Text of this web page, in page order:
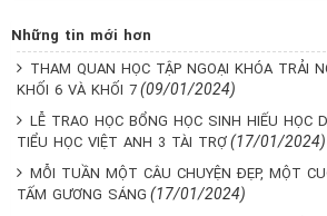
Những tin mới hơn
THAM QUAN HỌC TẬP NGOẠI KHÓA TRẢI
KHỐI 6 VÀ KHỐI 7 (09/01/2024)
LỄ TRAO HỌC BỔNG HỌC SINH HIẾU HỌC
TIỂU HỌC VIỆT ANH 3 TÀI TRỢ (17/01/2024)
MỖI TUẦN MỘT CÂU CHUYỆN ĐẸP, MỘT
TẤM GƯƠNG SÁNG (17/01/2024)